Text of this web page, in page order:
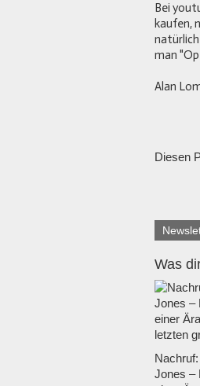
Bei
kaufen,
natürlich
man
Alan
Diesen
Was
Jones –